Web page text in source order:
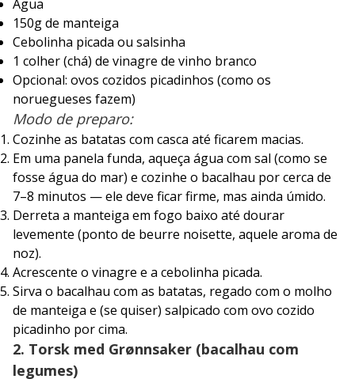
Água
150g de manteiga
Cebolinha picada ou salsinha
1 colher (chá) de vinagre de vinho branco
Opcional: ovos cozidos picadinhos (como os
noruegueses fazem)
Modo de preparo:
Cozinhe as batatas com casca até ficarem macias.
Em uma panela funda, aqueça água com sal (como se
fosse água do mar) e cozinhe o bacalhau por cerca de
7–8 minutos — ele deve ficar firme, mas ainda úmido.
Derreta a manteiga em fogo baixo até dourar
levemente (ponto de beurre noisette, aquele aroma de
noz).
Acrescente o vinagre e a cebolinha picada.
Sirva o bacalhau com as batatas, regado com o molho
de manteiga e (se quiser) salpicado com ovo cozido
picadinho por cima.
2. Torsk med Grønnsaker (bacalhau com
legumes)